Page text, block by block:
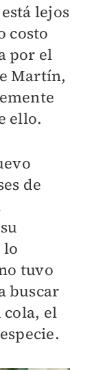
lejos
costo
por el
Martín,
ello.
de
lo
tuvo
buscar
cola, el